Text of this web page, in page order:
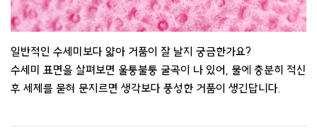
일반적인 수세미보다 얇아 거품이 잘 날지 궁금한가요?
수세미 표면을 살펴보면 울퉁불퉁 굴곡이 나 있어, 물에 충분히 적신
후 세제를 묻혀 문지르면 생각보다 풍성한 거품이 생긴답니다.